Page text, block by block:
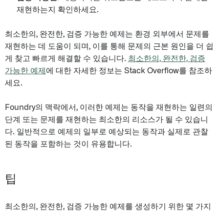
재현하는지 확인하세요.
최소한의, 완전한, 검증 가능한 예제는 환경 외부에서 문제를
재현하는 데 도움이 되며, 이를 통해 문제의 근본 원인을 더 쉽
게 찾고 빠르게 해결할 수 있습니다. 최소한의, 완전한, 검증
가능한 예제 에 대한 자세한 정보는 Stack Overflow를 참조하
세요.
Foundry의 맥락에서, 이러한 예제는 동작을 재현하는 일련의
단계 또는 문제를 재현하는 최소한의 리소스가 될 수 있습니
다. 일반적으로 예제의 일부로 예상되는 동작과 실제로 관찰
된 동작을 포함하는 것이 유용합니다.
팁
최소한의, 완전한, 검증 가능한 예제를 생성하기 위한 몇 가지